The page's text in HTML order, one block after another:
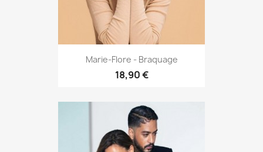
Marie-Flore - Braquage
18,90 €